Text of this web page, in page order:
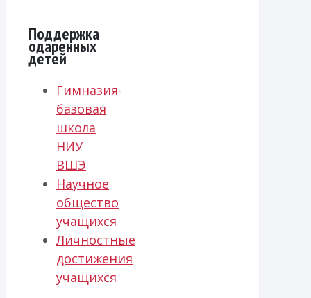
Поддержка
одаренных
детей
Гимназия-
базовая
школа
НИУ
ВШЭ
Научное
общество
учащихся
Личностные
достижения
учащихся